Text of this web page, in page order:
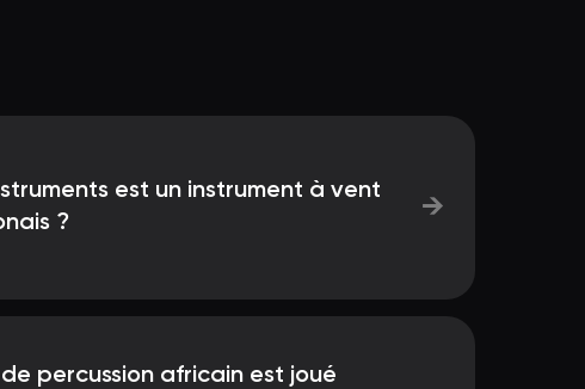
est un instrument à vent
?
→
percussion africain est joué